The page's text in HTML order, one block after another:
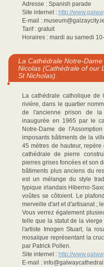
Adresse : Spanish parade
Site internet : http://
E-mail : museum@galzaycity.ie
Tarif : gratuit
Horaires : mardi au samedi
La Cathédrale Notre-
Nicolas (Cathédrale of our
St Nicholas).
La cathédrale catholique
rivière, dans le quartier
de l'ancienne prison de
inaugurée en 1965 par le
Notre-Dame de
imposants bâtiments de la
45 mètres de hauteur,
cathédrale de pierre
pierres grises foncées et son
bâtiments plus anciens du
est un mélange du style
typique irlandais Hiberno-
voûtes se côtoient. Le
merveille d'art et d'artisanat ;
Vous verrez également
telle que la statut de la
l'artiste Imogen Stuart, la
mosaïque représentant la
par Patrick Pollen.
Site internet : http://
E-mail :